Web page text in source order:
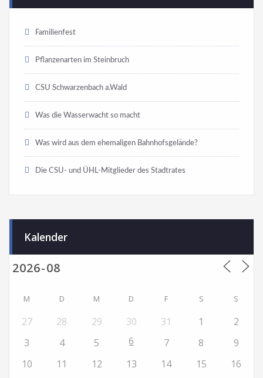
Familienfest
Pflanzenarten im Steinbruch
CSU Schwarzenbach a.Wald
Was die Wasserwacht so macht
Was wird aus dem ehemaligen Bahnhofsgelände?
Die CSU- und ÜHL-Mitglieder des Stadtrates
Kalender
M D M D F S S
27 28 29 30 31 1
2
3
4 5 6 7 8
9
10
11 12 13 14 15
16